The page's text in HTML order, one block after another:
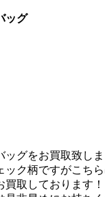
ッグ
グをお買取致しま
ク柄ですがこち
取しております！